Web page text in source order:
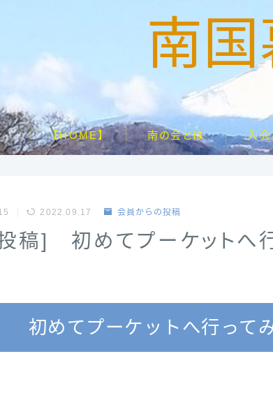
南国
【HOME】 南の会とは 入
2022.09.17 会員からの投稿
稿] 初めてプーケットへ
初めてプーケットへ行って